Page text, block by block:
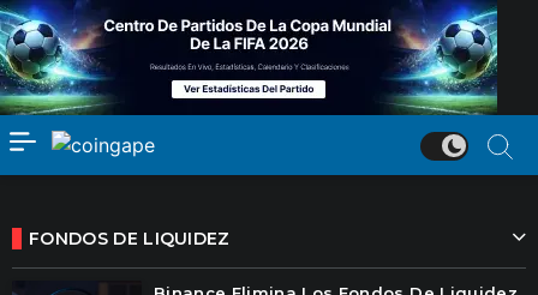
FONDOS DE LIQUIDEZ